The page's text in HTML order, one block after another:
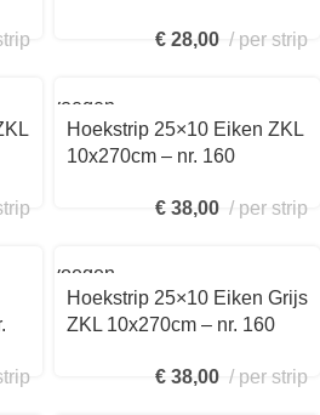
€ 28,00 per strip
Toevoegen
aan
winkelwagen
Hoekstrip 25×10 Eiken ZKL
10x270cm – nr. 160
€ 38,00 per strip
Toevoegen
winkelwagen
Hoekstrip 25×10 Eiken Grijs
ZKL 10x270cm – nr. 160
€ 38,00 per strip